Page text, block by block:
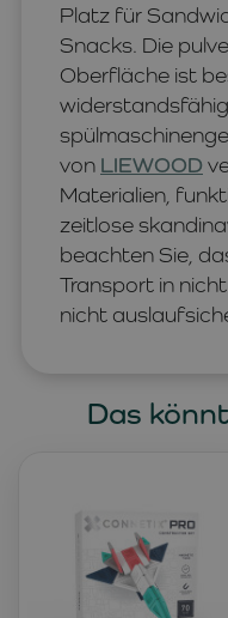
Platz für
Snacks. Die
Oberfläche ist
von LIEWOOD
Materialien,
zeitlose
beachten Sie,
Transport in
nicht
Das